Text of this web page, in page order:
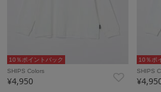
10％ポイントバック
SHIPS Colors
¥4,950
10％ポ
SHIPS